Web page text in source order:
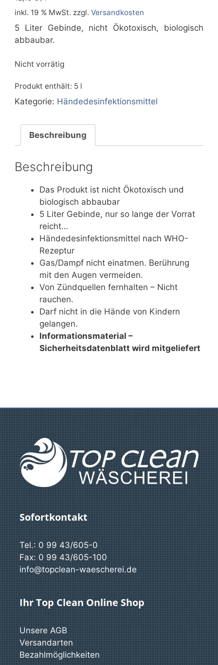
inkl. 19 % MwSt. zzgl. Versandkosten
5 Liter Gebinde, nicht Ökotoxisch, biologisch
abbaubar.
Nicht vorrätig
Produkt enthält: 5 l
Kategorie: Händedesinfektionsmittel
Beschreibung
Beschreibung
Das Produkt ist nicht Ökotoxisch und
biologisch abbaubar
5 Liter Gebinde, nur so lange der Vorrat
reicht…
Händedesinfektionsmittel nach WHO-
Rezeptur
Gas/Dampf nicht einatmen. Berührung
mit den Augen vermeiden.
Von Zündquellen fernhalten – Nicht
rauchen.
Darf nicht in die Hände von Kindern
gelangen.
Informationsmaterial –
Sicherheitsdatenblatt wird mitgeliefert
Sofortkontakt
Tel.: 0 99 43/605-0
Fax: 0 99 43/605-100
info@topclean-waescherei.de
Ihr Top Clean Online Shop
Unsere AGB
Versandarten
Bezahlmöglichkeiten